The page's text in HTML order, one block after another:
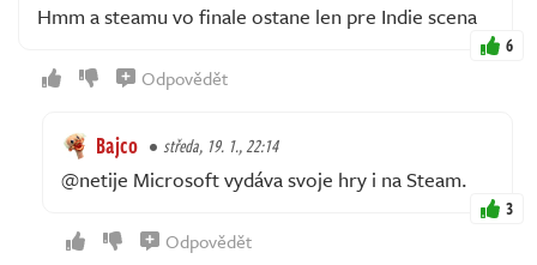
Hmm a steamu vo finale ostane len pre Indie scena
6
Odpovědět
Bajco středa, 19. 1., 22:14
@netije Microsoft vydáva svoje hry i na Steam.
3
Odpovědět